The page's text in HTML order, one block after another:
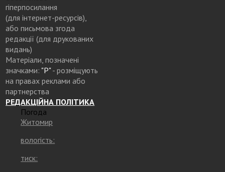
гіперпосилання
(для інтернет-ресурсів),
або письмова згода
редакції (для друкованих
видань)
Матеріали, позначені
значками: "Р"- розміщують
на правах реклами або
партнерства
РЕДАКЦІЙНА ПОЛІТИКА
Погода
Житомир
вологість:
тиск: